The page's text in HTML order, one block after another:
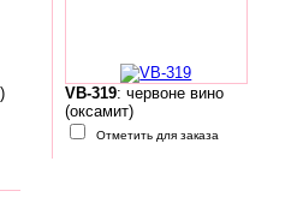
VB-319: червоне вино
(оксамит)
Отметить для заказа